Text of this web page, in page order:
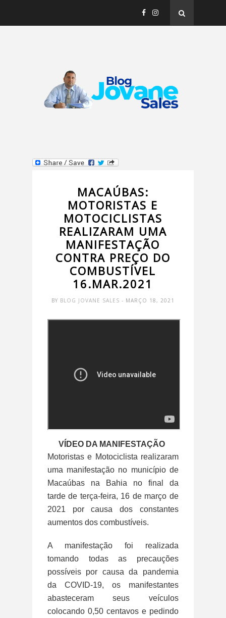
MACAÚBAS:
MOTORISTAS E
MOTOCICLISTAS
REALIZARAM UMA
MANIFESTAÇÃO
CONTRA PREÇO DO
COMBUSTÍVEL
16.MAR.2021
BY BLOG JOVANE SALES - MARÇO 18, 2021
VÍDEO DA MANIFESTAÇÃO
Motoristas e Motociclista realizaram
uma manifestação no município de
Macaúbas na Bahia no final da
tarde de terça-feira, 16 de março de
2021 por causa dos constantes
aumentos dos combustíveis.
A manifestação foi realizada
tomando todas as precauções
possíveis por causa da pandemia
da COVID-19, os manifestantes
abasteceram seus veículos
colocando 0,50 centavos e pedindo